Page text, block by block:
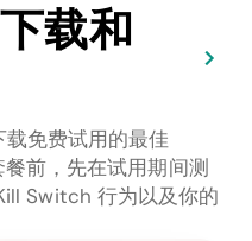
载和
免费试用的最佳
前，先在试用期间测
Switch 行为以及你的